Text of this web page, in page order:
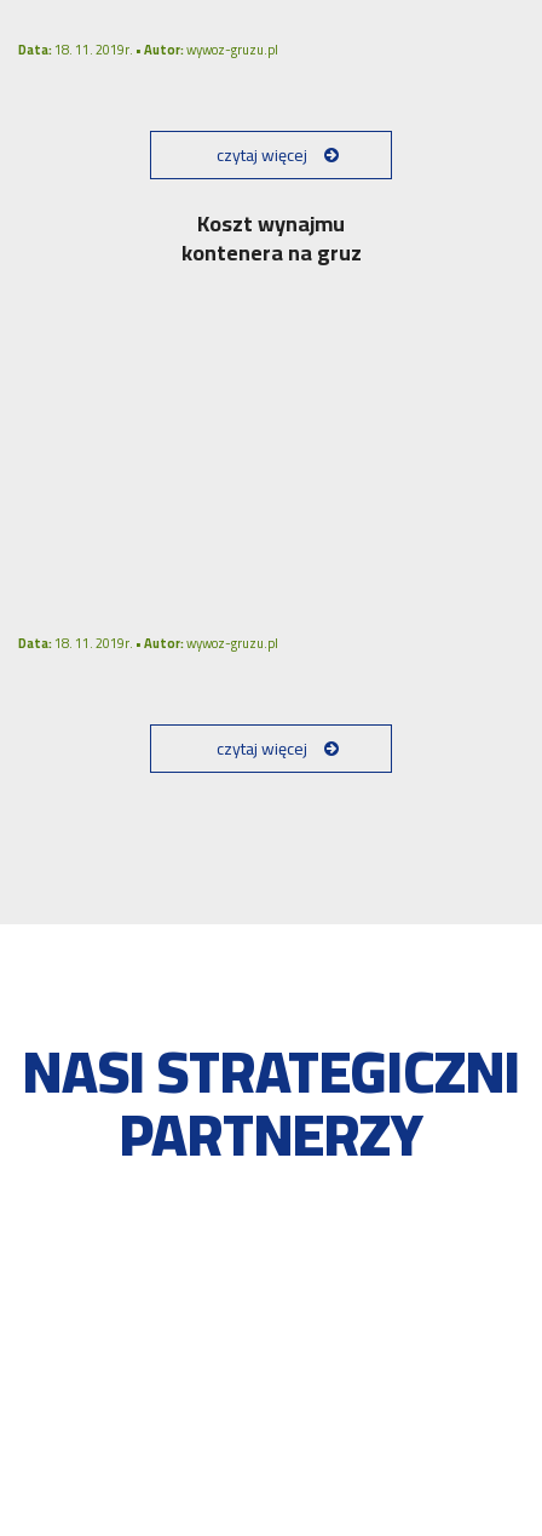
Data:18. 11. 2019r. •Autor:wywoz-gruzu.pl
czytaj więcej
Koszt wynajmu
kontenera na gruz
Data:18. 11. 2019r. •Autor:wywoz-gruzu.pl
czytaj więcej
NASI STRATEGICZNI
PARTNERZY